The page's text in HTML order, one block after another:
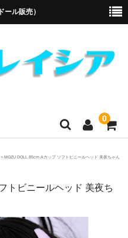
ル販売）
0
> MOZU DOLL 85cm Aカップ ソフトビニールヘッド 美夜ちゃん
トビニールヘッド 美夜ち